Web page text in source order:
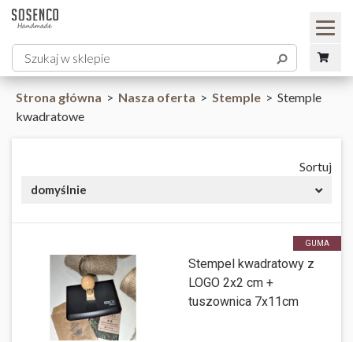
Strona główna > Nasza oferta > Stemple > Stemple
kwadratowe
Sortuj
domyślnie
GUMA
Stempel kwadratowy z
LOGO 2x2 cm +
tuszownica 7x11cm